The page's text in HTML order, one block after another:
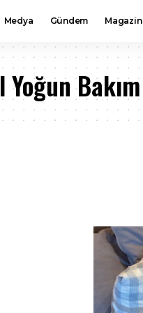
Medya Gündem Magazin
Bakım